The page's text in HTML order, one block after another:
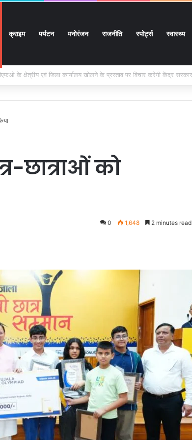
क्राइम पर्यटन मनोरंजन राजनीति स्पोर्ट्स स्वास्थ्य
के घर जाएंगे बीएलओ, करेंगे नोटिसों का निस्तारण
छात्राओं को
0 1,648 2 minutes read